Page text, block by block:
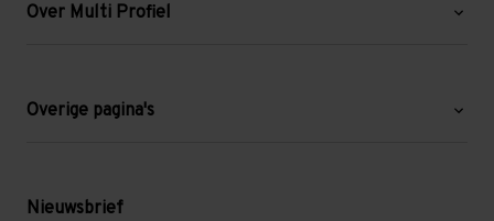
Over Multi Profiel
Blog
Levering en afhalen
Overige pagina's
Mezzanine
Nieuwsbrief